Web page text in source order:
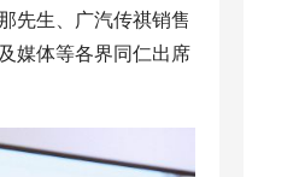
先生、广汽传祺销售
媒体等各界同仁出席